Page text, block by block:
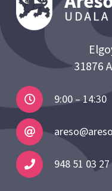
31876
9:00 – 14:30
948 51 03 27